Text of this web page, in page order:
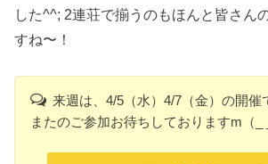
した^^; 2連荘で揃うのもほんと皆さん
すね〜！
来週は、4/5（水）4/7（金）の開催
またのご参加お待ちしておりますm（_